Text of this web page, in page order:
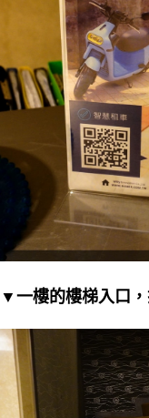
▼一樓的樓梯入口，